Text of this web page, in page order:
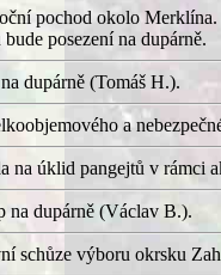
pochod okolo Merklína.
posezení na dupárně.
dupárně (Tomáš H.).
a
na úklid pangejtů v rámci
na dupárně (Václav B.).
schůze výboru okrsku